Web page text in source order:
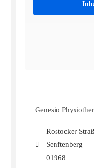
Genesio
Rostocker
Senftenberg
01968